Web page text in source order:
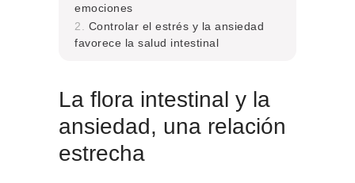
emociones
Controlar el estrés y la ansiedad
favorece la salud intestinal
La flora intestinal y la
ansiedad, una relación
estrecha